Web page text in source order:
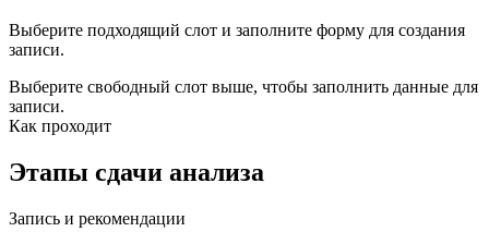
Выберите подходящий слот и заполните форму для создания
записи.
Выберите свободный слот выше, чтобы заполнить данные для
записи.
Как проходит
Этапы сдачи анализа
Запись и рекомендации